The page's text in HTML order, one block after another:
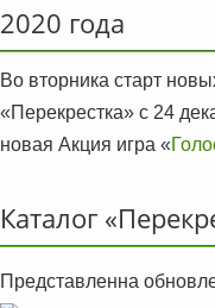
2020 года
Во вторника старт
«Перекрестка» с 24
новая Акция игра «
Каталог
Представленна